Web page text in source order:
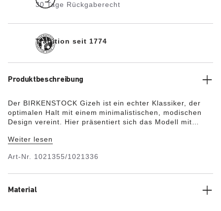
30 Tage Rückgaberecht
Tradition seit 1774
Produktbeschreibung
Der BIRKENSTOCK Gizeh ist ein echter Klassiker, der
optimalen Halt mit einem minimalistischen, modischen
Design vereint. Hier präsentiert sich das Modell mit
Flechtmuster verarbeitet und passen perfekt zu
besonders dickem, geöltem Nubukleder, das offenkantig
Weiter lesen
Art-Nr. 1021355/1021336
Material